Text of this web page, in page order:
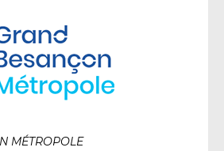
MÉTROPOLE